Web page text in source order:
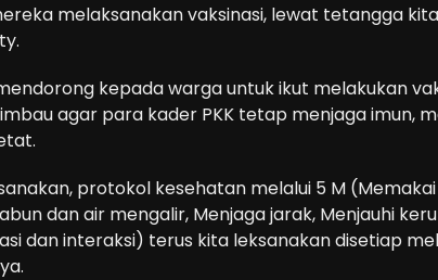
melaksanakan vaksinasi, lewat tetangga
kepada warga untuk ikut melakukan
agar para kader PKK tetap menjaga imun,
protokol kesehatan melalui 5 M
dan air mengalir, Menjaga jarak, Menjauhi
dan interaksi) terus kita leksanakan disetiap